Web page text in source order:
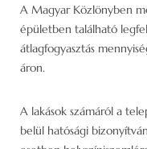
A Magyar Közlönyben
épületben található
átlagfogyasztás
áron.
A lakások számáról a
belül hatósági